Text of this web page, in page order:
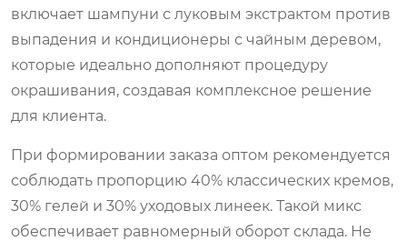
включает шампуни с луковым экстрактом против
выпадения и кондиционеры с чайным деревом,
которые идеально дополняют процедуру
окрашивания, создавая комплексное решение
для клиента.
При формировании заказа оптом рекомендуется
соблюдать пропорцию 40% классических кремов,
30% гелей и 30% уходовых линеек. Такой микс
обеспечивает равномерный оборот склада. Не